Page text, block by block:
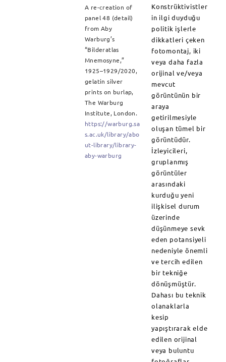
A re-creation of
panel 48 (detail)
from Aby
Warburg’s
“Bilderatlas
Mnemosyne,”
1925–1929/2020,
gelatin silver
prints on burlap,
The Warburg
Institute, London.
https://warburg.sa
s.ac.uk/library/abo
ut-library/library-
aby-warburg
Konstrüktivistler
in ilgi duyduğu
politik işlerle
dikkatleri çeken
fotomontaj, iki
veya daha fazla
orijinal ve/veya
mevcut
görüntünün bir
araya
getirilmesiyle
oluşan tümel bir
görüntüdür.
İzleyicileri,
gruplanmış
görüntüler
arasındaki
kurduğu yeni
ilişkisel durum
üzerinde
düşünmeye sevk
eden potansiyeli
nedeniyle önemli
ve tercih edilen
bir tekniğe
dönüşmüştür.
Dahası bu teknik
olanaklarla
kesip
yapıştırarak elde
edilen orijinal
veya buluntu